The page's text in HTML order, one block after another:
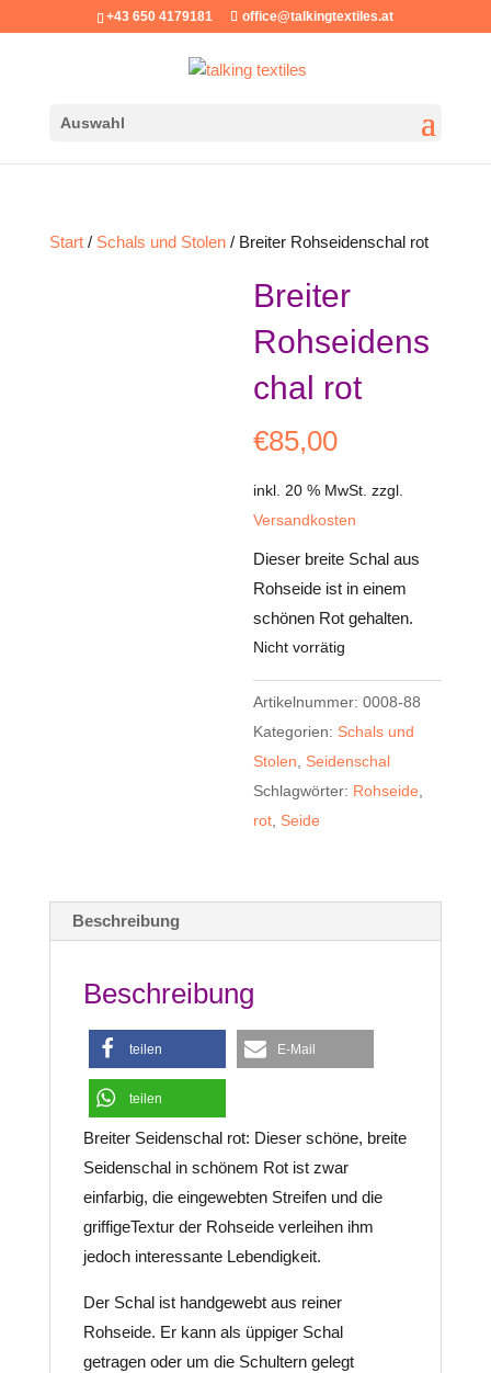
+43 650 4179181 office@talkingtextiles.at
Auswahl
Start/ Schals und Stolen/ Breiter Rohseidenschal rot
Breiter
Rohseidens
chal rot
€85,00
inkl. 20 % MwSt. zzgl.
Versandkosten
Dieser breite Schal aus
Rohseide ist in einem
schönen Rot gehalten.
Nicht vorrätig
Artikelnummer:0008-88
Kategorien: Schals und
Stolen
Seidenschal
Schlagwörter: Rohseide
rot Seide
Beschreibung
Beschreibung
teilen E-Mail
teilen
Breiter Seidenschal rot: Dieser schöne, breite
Seidenschal in schönem Rot ist zwar
einfarbig, die eingewebten Streifen und die
griffigeTextur der Rohseide verleihen ihm
jedoch interessante Lebendigkeit.
Der Schal ist handgewebt aus reiner
Rohseide. Er kann als üppiger Schal
getragen oder um die Schultern gelegt